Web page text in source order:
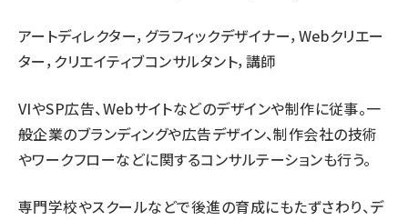
アートディレクター，グラフィックデザイナー，Webクリエー
ター，クリエイティブコンサルタント，講師
VIやSP広告、Webサイトなどのデザインや制作に従事。一
般企業のブランディングや広告デザイン、制作会社の技術
やワークフローなどに関するコンサルテーションも行う。
専門学校やスクールなどで後進の育成にもたずさわり、デ